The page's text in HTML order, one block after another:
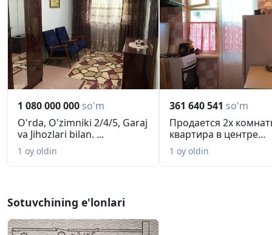
1 080 000 000 so'm
O'rda, O'zimniki 2/4/5, Garaj
va Jihozlari bilan. ...
1 oy oldin
361 640 541 so'm
Продается 2х
квартира в центре
Ферганы
1 oy oldin
Sotuvchining e'lonlari